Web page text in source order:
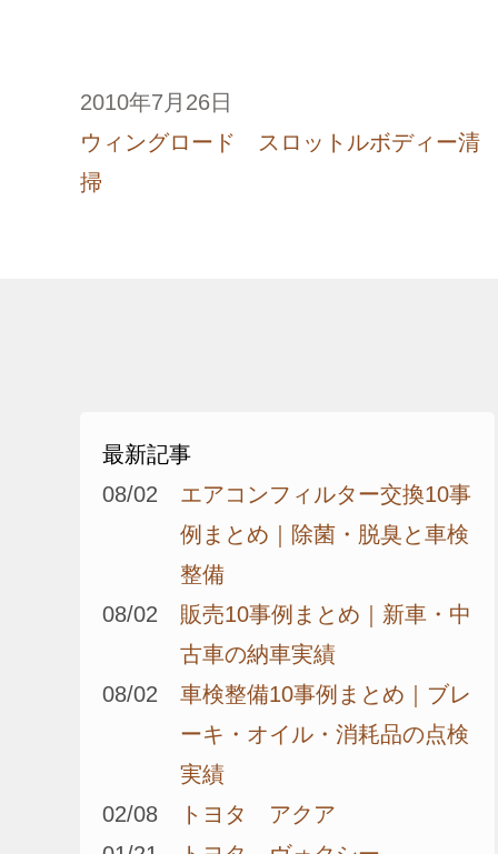
2010年7月26日
ウィングロード スロットルボディー清
掃
最新記事
08/02
エアコンフィルター交換10事
例まとめ｜除菌・脱臭と車検
整備
08/02
販売10事例まとめ｜新車・中
古車の納車実績
08/02
車検整備10事例まとめ｜ブレ
ーキ・オイル・消耗品の点検
実績
02/08
トヨタ アクア